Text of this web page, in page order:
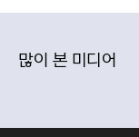
많이 본 미디어